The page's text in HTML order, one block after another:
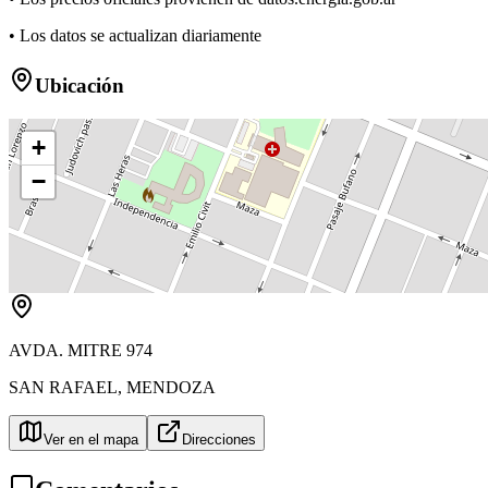
• Los datos se actualizan diariamente
Ubicación
+
−
AVDA. MITRE 974
SAN RAFAEL, MENDOZA
Ver en el mapa Direcciones